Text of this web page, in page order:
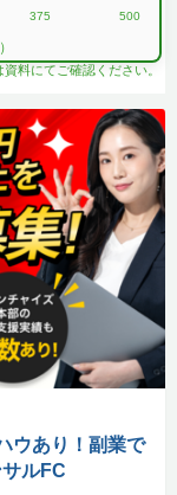
375 500
料にてご確認ください。
ウあり！副業で
ルFC